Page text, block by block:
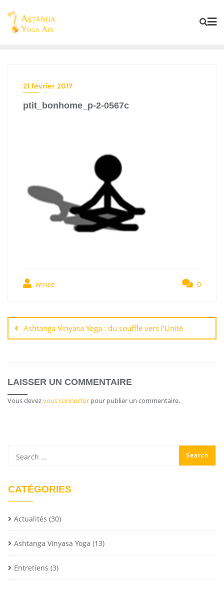
21 février 2017
ptit_bonhome_p-2-0567c
wince 0
Ashtanga Vinyasa Yoga : du souffle vers l’Unité
LAISSER UN COMMENTAIRE
Vous devezvous connecter pour publier un commentaire.
CATÉGORIES
Actualités (30)
Ashtanga Vinyasa Yoga (13)
Entretiens (3)